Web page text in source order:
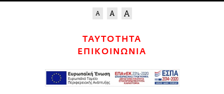
ΤΑΥΤΟΤΗΤΑ
ΕΠΙΚΟΙΝΩΝΙΑ